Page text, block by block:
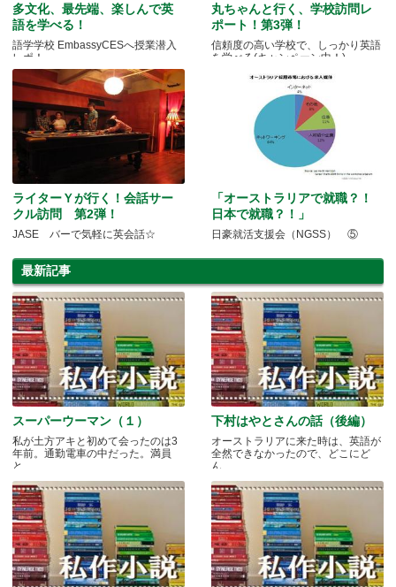
多文化、最先端、楽しんで英
語を学べる！
語学学校 EmbassyCESへ授業潜入
レポ！
丸ちゃんと行く、学校訪問レ
ポート！第3弾！
信頼度の高い学校で、しっかり英語
を学べる(キャンペーン中！)
ライターＹが行く！会話サー
クル訪問 第2弾！
JASE バーで気軽に英会話☆
「オーストラリアで就職？！
日本で就職？！」
日豪就活支援会（NGSS） ⑤
最新記事
スーパーウーマン（１）
私が土方アキと初めて会ったのは3
年前。通勤電車の中だった。満員
と.....
下村はやとさんの話（後編）
オーストラリアに来た時は、英語が
全然できなかったので、どこにど
ん.....